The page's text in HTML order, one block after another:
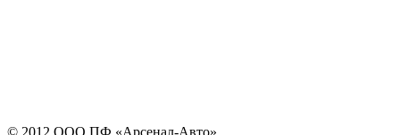
© 2012 ООО ПФ «Арсенал-Авто»